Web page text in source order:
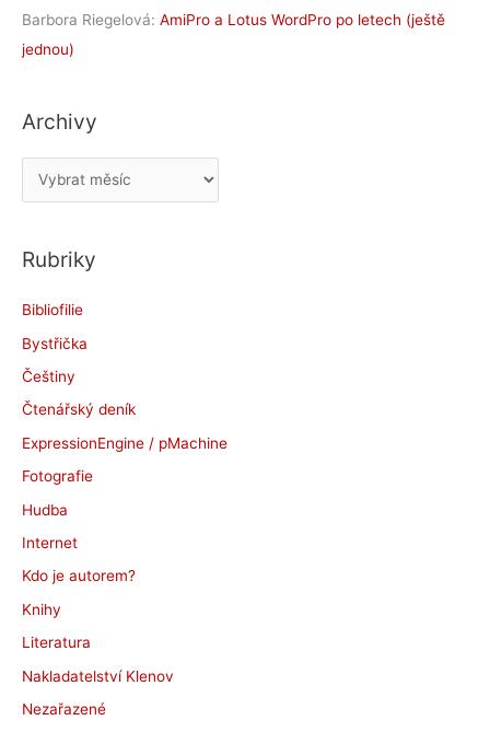
Barbora Riegelová: AmiPro a Lotus WordPro po letech (ještě
jednou)
Archivy
r
h
v
y
Rubriky
Bibliofilie
Bystřička
Češtiny
Čtenářský deník
ExpressionEngine / pMachine
Fotografie
Hudba
Internet
Kdo je autorem?
Knihy
Literatura
Nakladatelství Klenov
Nezařazené